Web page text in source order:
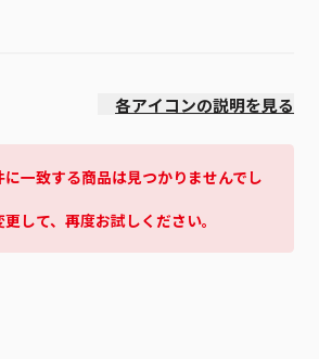
各アイコンの説明を見る
に一致する商品は見つかりませんでし
して、再度お試しください。